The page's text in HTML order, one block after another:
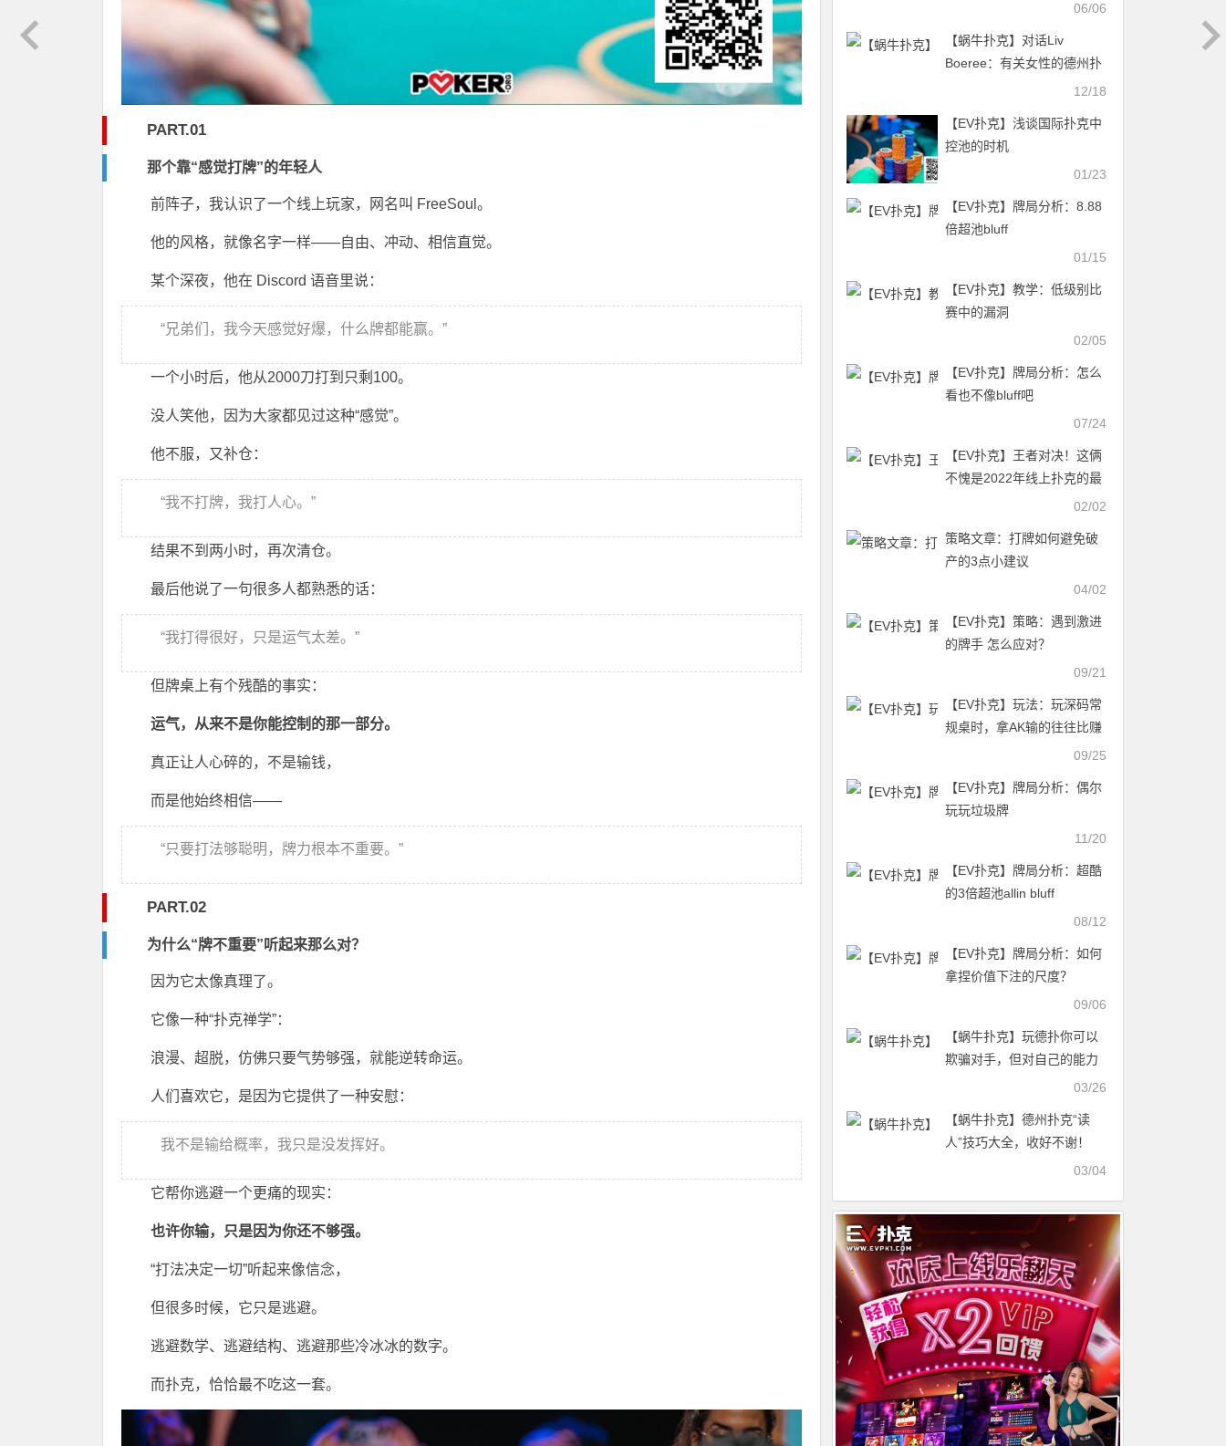
PART.01
那个靠“感觉打牌”的年轻人
前阵子，我认识了一个线上玩家，网名叫 FreeSoul。
他的风格，就像名字一样——自由、冲动、相信直觉。
某个深夜，他在 Discord 语音里说：
“兄弟们，我今天感觉好爆，什么牌都能赢。”
一个小时后，他从2000刀打到只剩100。
没人笑他，因为大家都见过这种“感觉”。
他不服，又补仓：
“我不打牌，我打人心。”
结果不到两小时，再次清仓。
最后他说了一句很多人都熟悉的话：
“我打得很好，只是运气太差。”
但牌桌上有个残酷的事实：
运气，从来不是你能控制的那一部分。
真正让人心碎的，不是输钱，
而是他始终相信——
“只要打法够聪明，牌力根本不重要。”
PART.02
为什么“牌不重要”听起来那么对？
因为它太像真理了。
它像一种“扑克禅学”：
浪漫、超脱，仿佛只要气势够强，就能逆转命运。
人们喜欢它，是因为它提供了一种安慰：
我不是输给概率，我只是没发挥好。
它帮你逃避一个更痛的现实：
也许你输，只是因为你还不够强。
“打法决定一切”听起来像信念，
但很多时候，它只是逃避。
逃避数学、逃避结构、逃避那些冷冰冰的数字。
而扑克，恰恰最不吃这一套。
06/06
【蜗牛扑克】对话Liv
Boeree：有关女性的德州扑
12/18
【EV扑克】浅谈国际扑克中
控池的时机
01/23
【EV扑克】牌局分析：8.88
倍超池bluff
01/15
【EV扑克】教学：低级别比
赛中的漏洞
02/05
【EV扑克】牌局分析：怎么
看也不像bluff吧
07/24
【EV扑克】王者对决！这俩
不愧是2022年线上扑克的最
02/02
策略文章：打牌如何避免破
产的3点小建议
04/02
【EV扑克】策略：遇到激进
的牌手 怎么应对？
09/21
【EV扑克】玩法：玩深码常
规桌时，拿AK输的往往比赚
09/25
【EV扑克】牌局分析：偶尔
玩玩垃圾牌
11/20
【EV扑克】牌局分析：超酷
的3倍超池allin bluff
08/12
【EV扑克】牌局分析：如何
拿捏价值下注的尺度？
09/06
【蜗牛扑克】玩德扑你可以
欺骗对手，但对自己的能力
03/26
【蜗牛扑克】德州扑克“读
人”技巧大全，收好不谢！
03/04